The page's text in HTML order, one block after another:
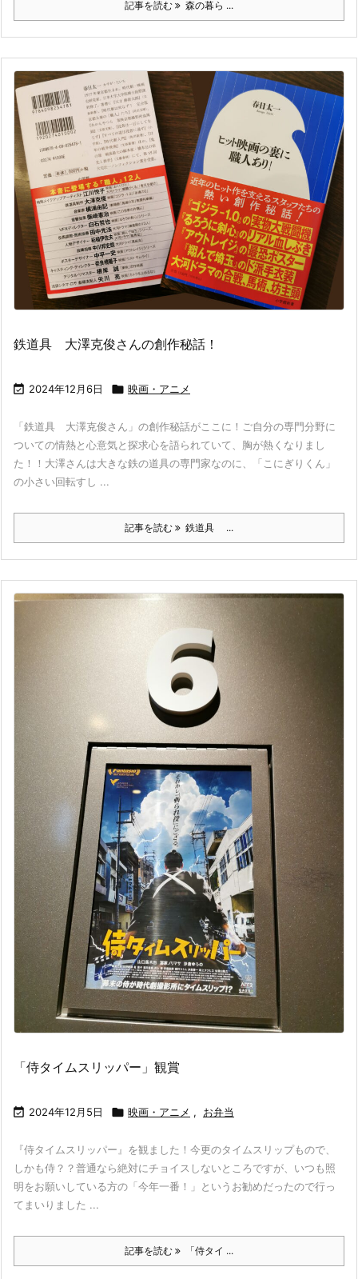
記事を読む 森の暮ら ...
鉄道具 大澤克俊さんの創作秘話！
 2024年12月6日  映画・アニメ
「鉄道具 大澤克俊さん」の創作秘話がここに！ご自分の専門分野に
ついての情熱と心意気と探求心を語られていて、胸が熱くなりまし
た！！大澤さんは大きな鉄の道具の専門家なのに、「こにぎりくん」
の小さい回転すし ...
記事を読む 鉄道具 ...
「侍タイムスリッパー」観賞
 2024年12月5日  映画・アニメ , お弁当
『侍タイムスリッパー』を観ました！今更のタイムスリップもので、
しかも侍？？普通なら絶対にチョイスしないところですが、いつも照
明をお願いしている方の「今年一番！」というお勧めだったので行っ
てまいりました ...
記事を読む 「侍タイ ...